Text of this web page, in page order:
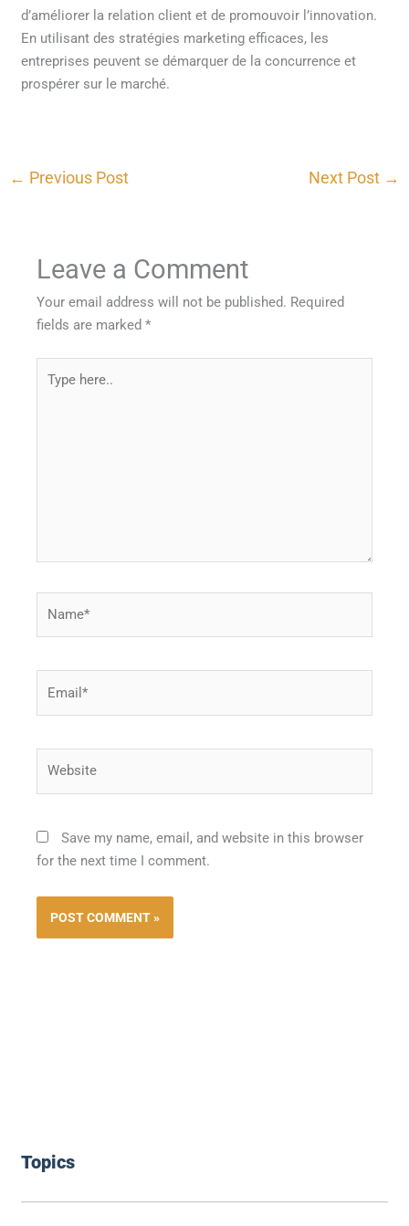
Topics
d’améliorer la relation client et de promouvoir l’innovation.
En utilisant des stratégies marketing efficaces, les
entreprises peuvent se démarquer de la concurrence et
prospérer sur le marché.
← Previous Post Next Post →
Leave a Comment
Your email address will not be published. Required
fields are marked*
here..
Save my name, email, and website in this browser
for the next time I comment.